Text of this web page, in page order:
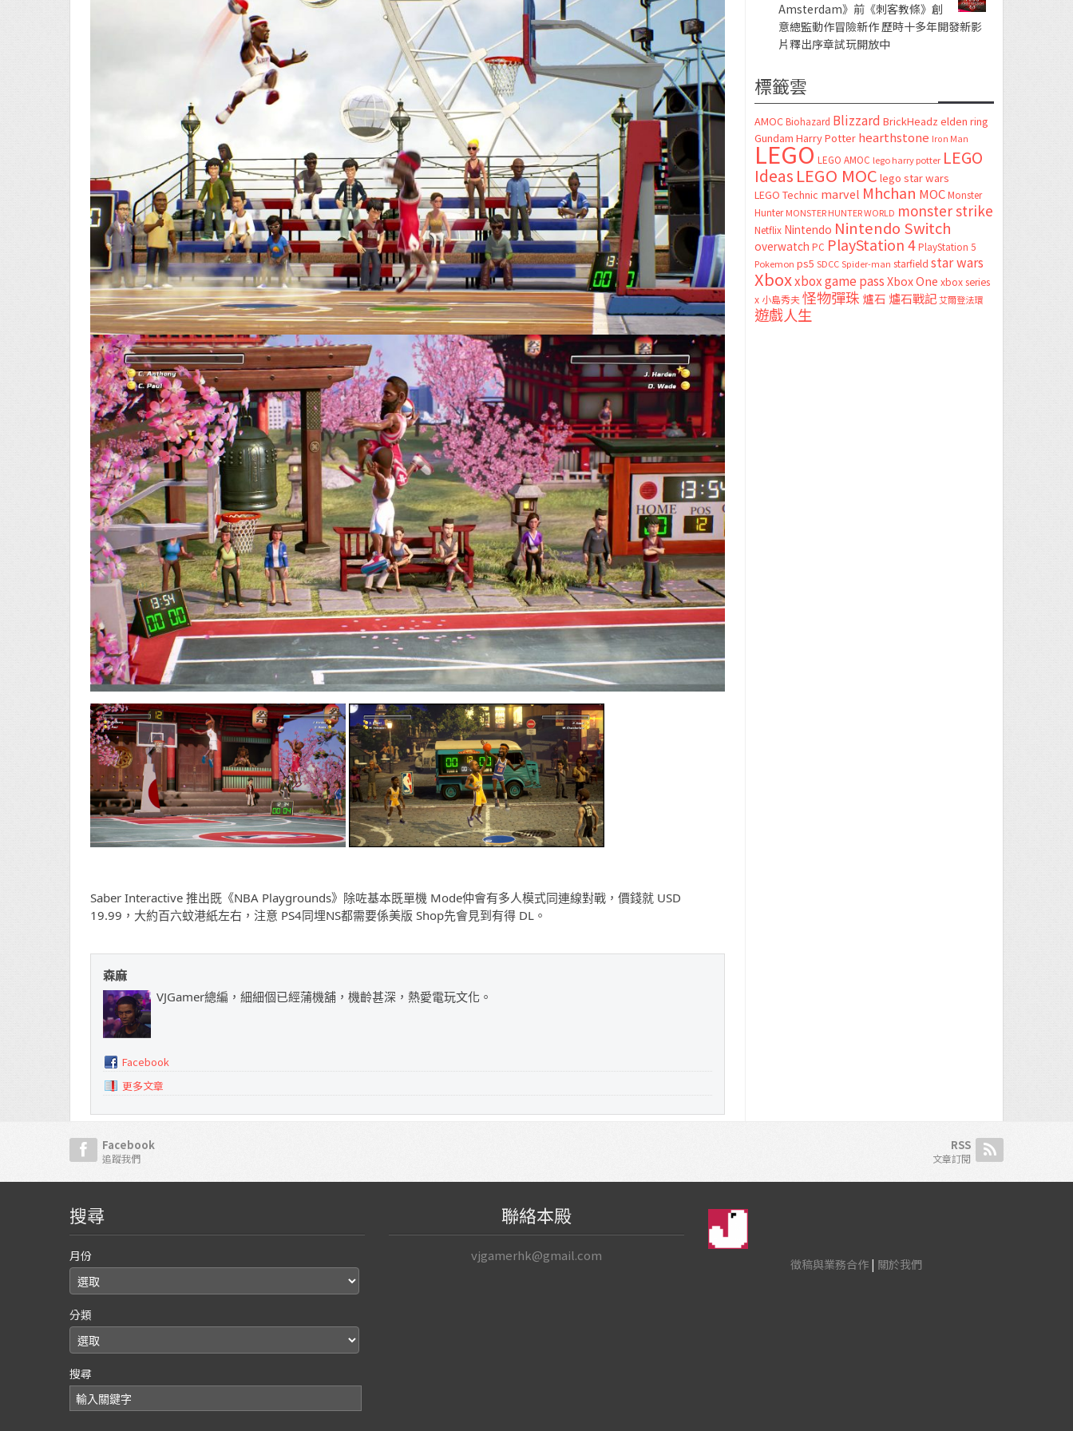
Saber Interactive 推出既《NBA Playgrounds》除咗基本既單機 Mode仲會有多人模式同連線對戰，價錢就 USD
19.99，大約百六蚊港紙左右，注意 PS4同埋NS都需要係美版 Shop先會見到有得 DL。
森麻
VJGamer總編，細細個已經蒲機舖，機齡甚深，熱愛電玩文化。
Facebook
更多文章
Amsterdam》前《刺客教條》創
意總監動作冒險新作 歷時十多年開發新影
片釋出序章試玩開放中
標籤雲
AMOC Biohazard Blizzard BrickHeadz elden ring
Gundam Harry Potter hearthstone Iron Man
LEGO LEGO AMOC lego harry potter LEGO
Ideas LEGO MOC lego star wars
LEGO Technic marvel Mhchan MOC Monster
Hunter MONSTER HUNTER WORLD monster strike
Netflix Nintendo Nintendo Switch
overwatch PC PlayStation 4 PlayStation 5
Pokemon ps5 SDCC Spider-man starfield star wars
Xboxxbox game passXbox One xbox series
x 小島秀夫怪物彈珠 爐石 爐石戰記艾爾登法環
遊戲人生
Facebook
追蹤我們
RSS
文章訂閱
搜尋
月份
分類
搜尋
聯絡本殿
vjgamerhk@gmail.com
徵稿與業務合作| 關於我們